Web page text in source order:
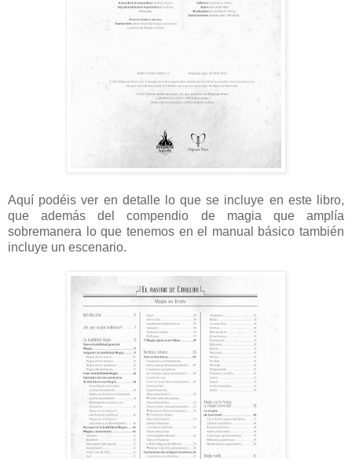
Aquí podéis ver en detalle lo que se incluye en este libro,
que además del compendio de magia que amplía
sobremanera lo que tenemos en el manual básico también
incluye un escenario.